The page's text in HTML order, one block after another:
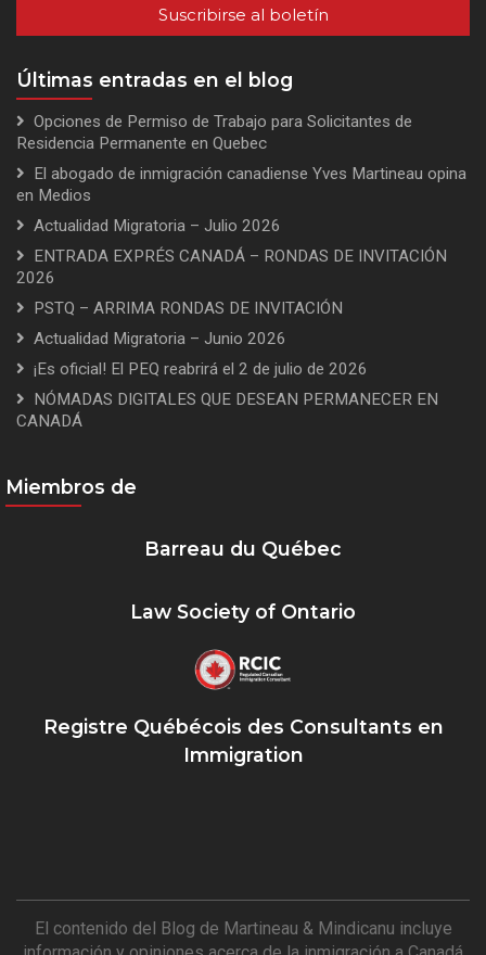
Suscribirse al boletín
Últimas entradas en el blog
Opciones de Permiso de Trabajo para Solicitantes de
Residencia Permanente en Quebec
El abogado de inmigración canadiense Yves Martineau opina
en Medios
Actualidad Migratoria – Julio 2026
ENTRADA EXPRÉS CANADÁ – RONDAS DE INVITACIÓN
2026
PSTQ – ARRIMA RONDAS DE INVITACIÓN
Actualidad Migratoria – Junio 2026
¡Es oficial! El PEQ reabrirá el 2 de julio de 2026
NÓMADAS DIGITALES QUE DESEAN PERMANECER EN
CANADÁ
Miembros de
Barreau du Québec
Law Society of Ontario
Registre Québécois des Consultants en
Immigration
El contenido del Blog de Martineau & Mindicanu incluye